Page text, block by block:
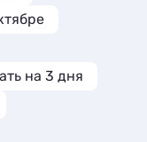
на 3 дня